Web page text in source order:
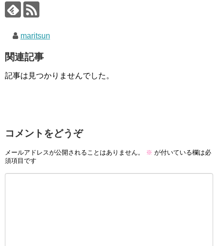
maritsun
関連記事
記事は見つかりませんでした。
コメントをどうぞ
メールアドレスが公開されることはありません。 ※ が付いている欄は必
須項目です